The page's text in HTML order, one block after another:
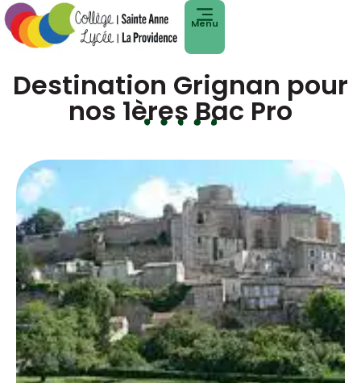
Menu
Destination Grignan pour
nos 1ères Bac Pro